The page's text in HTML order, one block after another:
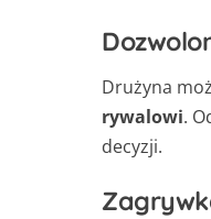
Drużyna
rywalowi.
decyzji.